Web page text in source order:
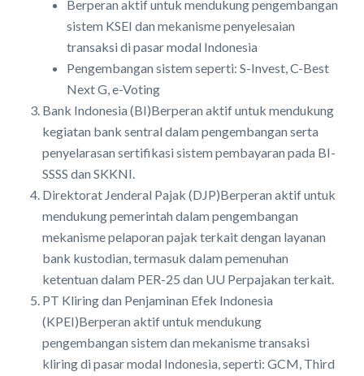
Berperan aktif untuk mendukung pengembangan
sistem KSEI dan mekanisme penyelesaian
transaksi di pasar modal Indonesia
Pengembangan sistem seperti: S-Invest, C-Best
Next G, e-Voting
Bank Indonesia (BI)Berperan aktif untuk mendukung
kegiatan bank sentral dalam pengembangan serta
penyelarasan sertifikasi sistem pembayaran pada BI-
SSSS dan SKKNI.
Direktorat Jenderal Pajak (DJP)Berperan aktif untuk
mendukung pemerintah dalam pengembangan
mekanisme pelaporan pajak terkait dengan layanan
bank kustodian, termasuk dalam pemenuhan
ketentuan dalam PER-25 dan UU Perpajakan terkait.
PT Kliring dan Penjaminan Efek Indonesia
(KPEI)Berperan aktif untuk mendukung
pengembangan sistem dan mekanisme transaksi
kliring di pasar modal Indonesia, seperti: GCM, Third